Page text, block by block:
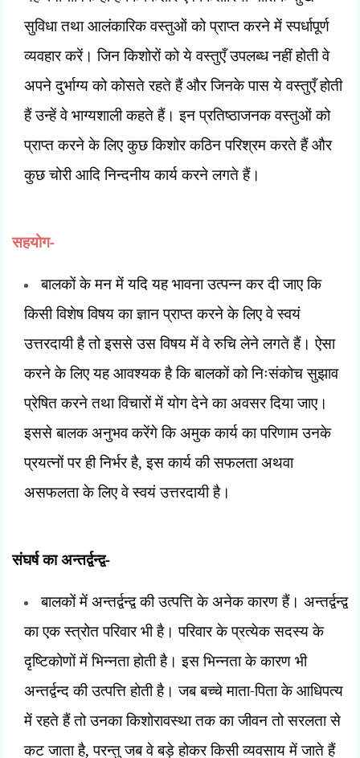
सुविधा तथा आलंकारिक वस्तुओं को प्राप्त करने में स्पर्धापूर्ण
व्यवहार करें। जिन किशोरों को ये वस्तुएँ उपलब्ध नहीं होती वे
अपने दुर्भाग्य को कोसते रहते हैं और जिनके पास ये वस्तुएँ होती
हैं उन्हें वे भाग्यशाली कहते हैं। इन प्रतिष्ठाजनक वस्तुओं को
प्राप्त करने के लिए कुछ किशोर कठिन परिश्रम करते हैं और
कुछ चोरी आदि निन्दनीय कार्य करने लगते हैं।
सहयोग-
बालकों के मन में यदि यह भावना उत्पन्न कर दी जाए कि
किसी विशेष विषय का ज्ञान प्राप्त करने के लिए वे स्वयं
उत्तरदायी है तो इससे उस विषय में वे रुचि लेने लगते हैं। ऐसा
करने के लिए यह आवश्यक है कि बालकों को निःसंकोच सुझाव
प्रेषित करने तथा विचारों में योग देने का अवसर दिया जाए।
इससे बालक अनुभव करेंगे कि अमुक कार्य का परिणाम उनके
प्रयत्नों पर ही निर्भर है,इस कार्य की सफलता अथवा
असफलता के लिए वे स्वयं उत्तरदायी है।
संघर्ष का अन्तर्द्वन्द्व-
बालकों में अन्तर्द्वन्द्व की उत्पत्ति के अनेक कारण हैं। अन्तर्द्वन्द्व
का एक स्त्रोत परिवार भी है। परिवार के प्रत्येक सदस्य के
दृष्टिकोणों में भिन्नता होती है। इस भिन्नता के कारण भी
अन्तर्द्वन्द की उत्पत्ति होती है। जब बच्चे माता-पिता के आधिपत्य
में रहते हैं तो उनका किशोरावस्था तक का जीवन तो सरलता से
कट जाता है,परन्तु जब वे बड़े होकर किसी व्यवसाय में जाते हैं